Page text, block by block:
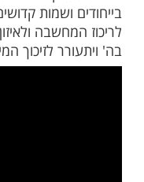
אלוהים אחרים
כג, יג), לפיו
לאדם אחר